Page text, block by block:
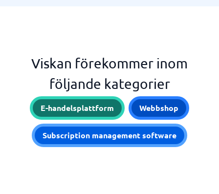
Viskan förekommer inom
följande kategorier
E-handelsplattform Webbshop
Subscription management software